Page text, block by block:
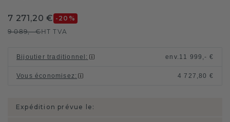
7 271,20 € -20 %
9 089,- €HT TVA
Bijoutier traditionnel : env. 11 999,- €
Vous économisez: 4 727,80 €
Expédition prévue le: